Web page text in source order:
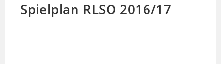
Spielplan RLSO 2016/17